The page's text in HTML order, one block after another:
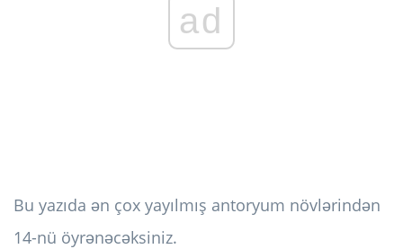
ad
Bu yazıda ən çox yayılmış antoryum növlərindən
14-nü öyrənəcəksiniz.